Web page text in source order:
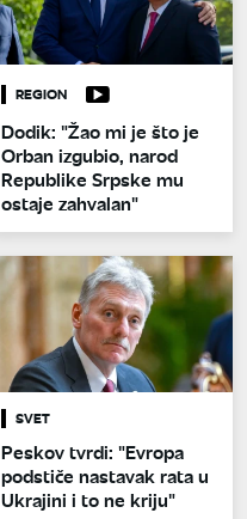
REGION
Dodik: "Žao mi je što je
Orban izgubio, narod
Republike Srpske mu
ostaje zahvalan"
SVET
Peskov tvrdi: "Evropa
podstiče nastavak rata u
Ukrajini i to ne kriju"